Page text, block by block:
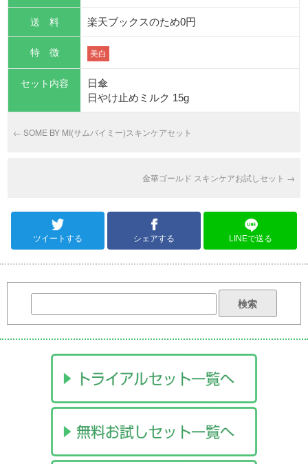
送 料 楽天ブックスのため0円
特 徴 美白
セット内容
日傘
日やけ止めミルク 15g
← SOME BY MI(サムバイミー)スキンケアセット
金華ゴールド スキンケアお試しセット →
ツイートする シェアする LINEで送る